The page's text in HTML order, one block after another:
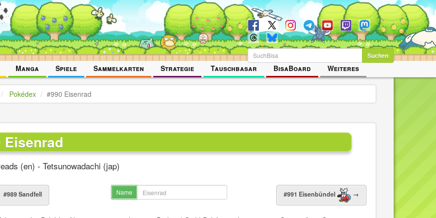
Manga Spiele Sammelkarten Strategie Tauschbasar BisaBoard Weiteres
Suchen
Pokédex #990 Eisenrad
Eisenrad
(en) - Tetsunowadachi (jap)
#989 Sandfell Name #991 Eisenbündel →